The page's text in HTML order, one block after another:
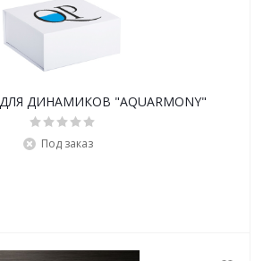
ДИНАМИКОВ "AQUARMONY"
Под заказ